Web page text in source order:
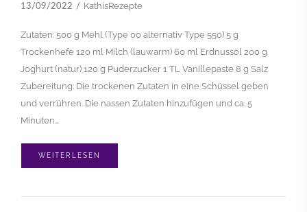
13/09/2022 KathisRezepte
Zutaten: 500 g Mehl (Type 00 alternativ Type 550) 5 g
Trockenhefe 120 ml Milch (lauwarm) 60 ml Erdnussöl 200 g
Joghurt (natur) 120 g Puderzucker 1 TL Vanillepaste 8 g Salz
Zubereitung: Die trockenen Zutaten in eine Schüssel geben
und verrühren. Die nassen Zutaten hinzufügen und ca. 5
Minuten…
WEITERLESEN